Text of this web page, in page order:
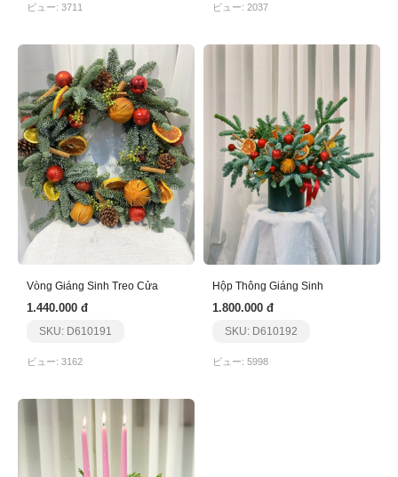
ビュー: 3711 ビュー: 2037
Vòng Giáng Sinh Treo Cửa
1.440.000 đ
SKU: D610191
ビュー: 3162
Hộp Thông Giáng Sinh
1.800.000 đ
SKU: D610192
ビュー: 5998